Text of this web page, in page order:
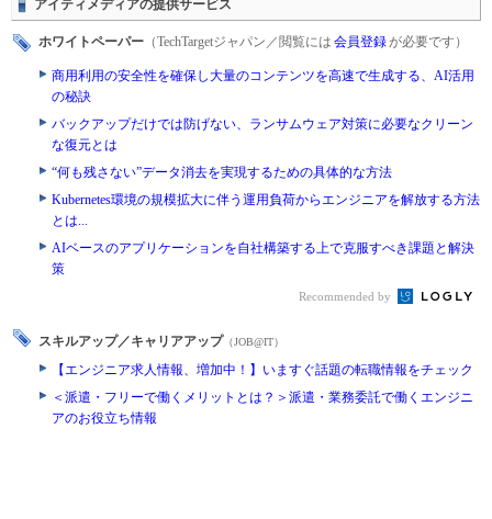
アイティメディアの提供サービス
ホワイトペーパー （TechTargetジャパン／閲覧には 会員登録が必要です）
商用利用の安全性を確保し大量のコンテンツを高速で生成する、AI活用
の秘訣
バックアップだけでは防げない、ランサムウェア対策に必要なクリーン
な復元とは
“何も残さない”データ消去を実現するための具体的な方法
Kubernetes環境の規模拡大に伴う運用負荷からエンジニアを解放する方法
とは...
AIベースのアプリケーションを自社構築する上で克服すべき課題と解決
策
Recommended by
スキルアップ／キャリアアップ （JOB@IT）
【エンジニア求人情報、増加中！】いますぐ話題の転職情報をチェック
＜派遣・フリーで働くメリットとは？＞派遣・業務委託で働くエンジニ
アのお役立ち情報